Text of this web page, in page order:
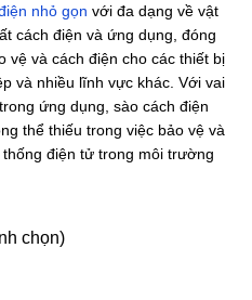
nhỏ gọn với đa dạng về vật
cách điện và ứng dụng, đóng
vệ và cách điện cho các thiết bị
và nhiều lĩnh vực khác. Với vai
ứng dụng, sào cách điện
thể thiếu trong việc bảo vệ và
điện tử trong môi trường
chọn)